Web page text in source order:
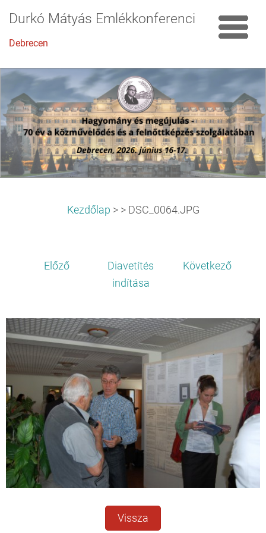
Durkó Mátyás Emlékkonferencia
Debrecen
Kezdőlap > > DSC_0064.JPG
Előző
Diavetítés
indítása
Következő
Vissza